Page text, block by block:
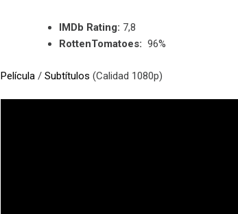
IMDb Rating: 7,8
RottenTomatoes: 96%
Película / Subtítulos (Calidad 1080p)